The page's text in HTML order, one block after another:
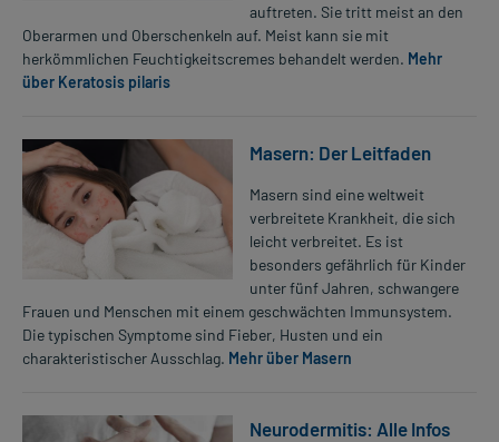
auftreten. Sie tritt meist an den
Oberarmen und Oberschenkeln auf. Meist kann sie mit
herkömmlichen Feuchtigkeitscremes behandelt werden. Mehr
über Keratosis pilaris
Masern: Der Leitfaden
Masern sind eine weltweit
verbreitete Krankheit, die sich
leicht verbreitet. Es ist
besonders gefährlich für Kinder
unter fünf Jahren, schwangere
Frauen und Menschen mit einem geschwächten Immunsystem.
Die typischen Symptome sind Fieber, Husten und ein
charakteristischer Ausschlag. Mehr über Masern
Neurodermitis: Alle Infos